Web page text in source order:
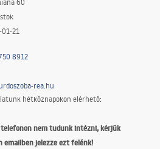
60
21
8912
rea.hu
hétköznapokon elérhető:
telefonon nem tudunk intézni, kérjük
emailben jelezze ezt felénk!